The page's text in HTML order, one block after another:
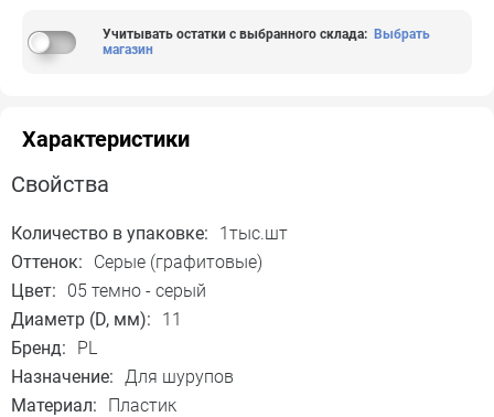
Учитывать остатки с выбранного склада: Выбрать
магазин
Характеристики
Свойства
Количество в упаковке:
1тыс.шт
Оттенок:
Серые (графитовые)
Цвет:
05 темно - серый
Диаметр (D, мм):
11
Бренд:
PL
Назначение: Для шурупов
Материал:
Пластик